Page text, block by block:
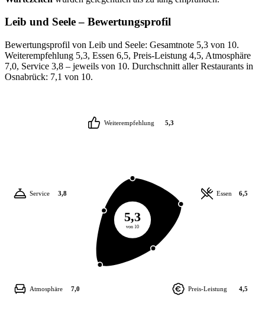
Leib und Seele– Bewertungsprofil
Bewertungsprofil von Leib und Seele: Gesamtnote 5,3 von 10.
Weiterempfehlung 5,3, Essen 6,5, Preis-Leistung 4,5, Atmosphäre
7,0, Service 3,8 – jeweils von 10. Durchschnitt aller Restaurants in
Osnabrück: 7,1 von 10.
5,3
von 10
Weiterempfehlung 5,3
Essen 6,5
Preis-Leistung 4,5
Atmosphäre 7,0
Service 3,8